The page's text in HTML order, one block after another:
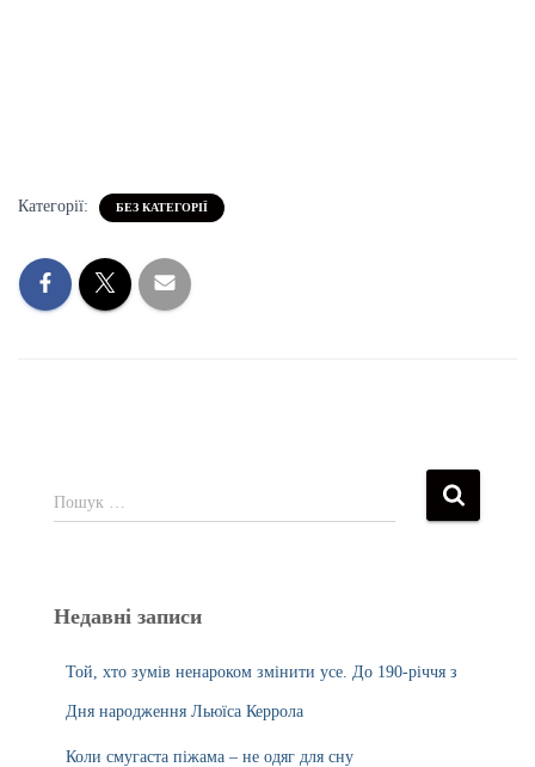
Категорії: БЕЗ КАТЕГОРІЇ
Пошук …
Недавні записи
Той, хто зумів ненароком змінити усе. До 190-річчя з
Дня народження Льюїса Керрола
Коли смугаста піжама – не одяг для сну